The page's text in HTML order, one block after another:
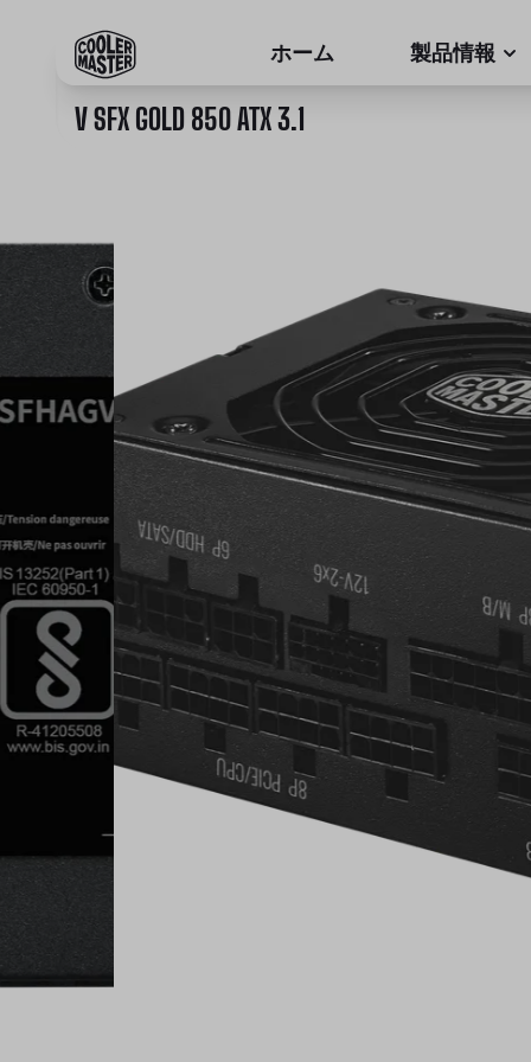
ホーム 製品情報
V SFX GOLD 850 ATX 3.1